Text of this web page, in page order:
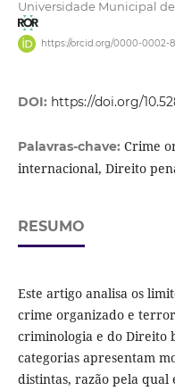
Universidade Municipal de
https://orcid.org/0000-0002-
DOI: https://doi.org/
Palavras-chave: Crime
internacional, Direito
RESUMO
Este artigo analisa os
crime organizado e
criminologia e do Direito
categorias apresentam
distintas, razão pela qual